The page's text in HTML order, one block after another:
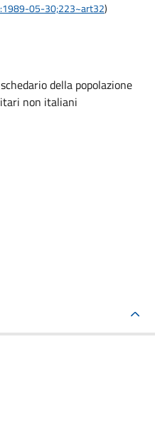
05-30;223~art32)
della popolazione
non italiani